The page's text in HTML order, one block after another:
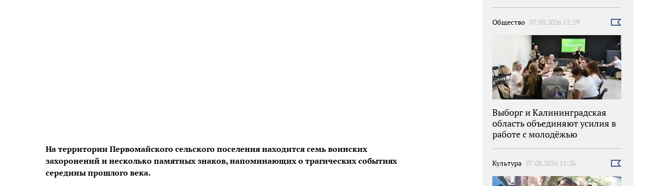
На территории Первомайского сельского поселения находится семь воинских
захоронений и несколько памятных знаков, напоминающих о трагических событиях
середины прошлого века.
Общество 07.08.2026 12:29
Выбрать
Выборг и Калининградская
область объединяют усилия в
работе с молодёжью
Культура 07.08.2026 11:26
Выбрать